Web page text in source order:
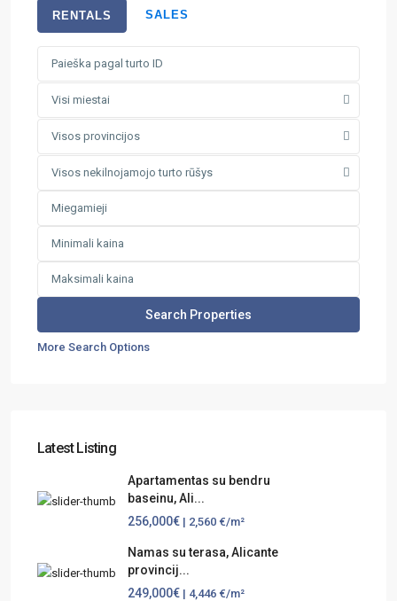
RENTALS SALES
Visi miestai
Visos provincijos
Visos nekilnojamojo turto rūšys
More Search Options
Latest Listing
Apartamentas su bendru
baseinu, Ali...
256,000€ | 2,560 €/m²
Namas su terasa, Alicante
provincij...
249,000€ | 4,446 €/m²